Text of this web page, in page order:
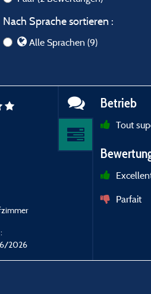
Nach Sprache sortieren :
Alle Sprachen (9)
2026
Betrieb
Tout
Parfait